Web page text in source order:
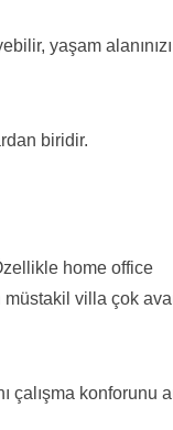
yaşam alanınızı
biridir.
home office
villa çok
konforunu